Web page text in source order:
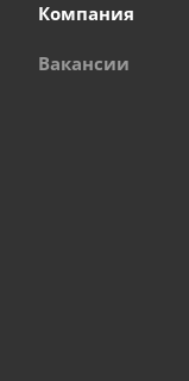
Компания
Вакансии